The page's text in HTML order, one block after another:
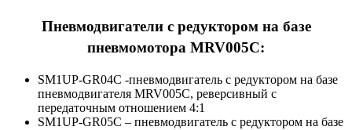
Пневмодвигатели с редуктором на базе
пневмомотора MRV005C:
SM1UP-GR04C -пневмодвигатель с редуктором на базе
пневмодвигателя MRV005C, реверсивный c
передаточным отношением 4:1
SM1UP-GR05C – пневмодвигатель с редуктором на базе